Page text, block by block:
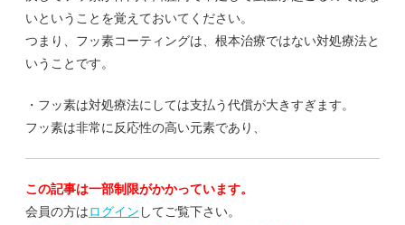
いということを覚えておいてください。
つまり、フッ素コーティングは、根本治療ではない対処療法と
いうことです。
・フッ素は対処療法にしては支払う代償が大きすぎます。
フッ素は非常に反応性の高い元素であり、
この記事は一部制限がかかっています。
会員の方はログイン してご覧下さい。